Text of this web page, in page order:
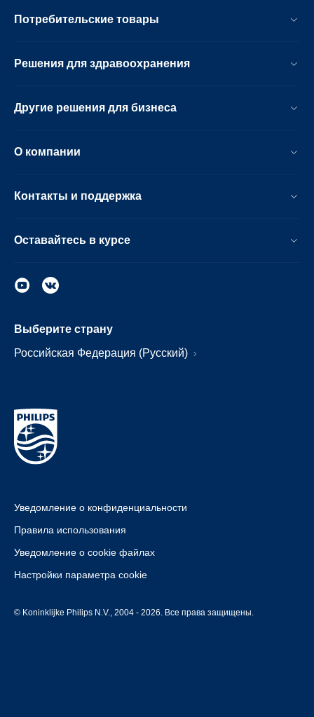
Потребительские товары
Решения для здравоохранения
Другие решения для бизнеса
О компании
Контакты и поддержка
Оставайтесь в курсе
Выберите страну
Российская Федерация (Русский)
Уведомление о конфиденциальности
Правила использования
Уведомление о cookie файлах
Настройки параметра cookie
© Koninklijke Philips N.V., 2004 - 2026. Все права защищены.